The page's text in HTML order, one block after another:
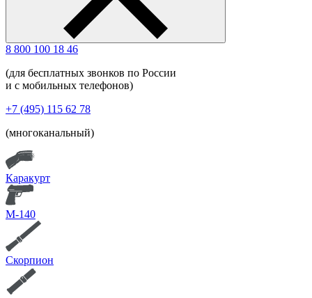
8 800 100 18 46
(для бесплатных звонков по России
и с мобильных телефонов)
+7 (495) 115 62 78
(многоканальный)
Каракурт
М-140
Скорпион